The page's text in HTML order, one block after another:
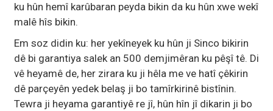
ku hûn hemî karûbaran peyda bikin da ku hûn xwe wekî
malê hîs bikin.
Em soz didin ku: her yekîneyek ku hûn ji Sinco bikirin
dê bi garantiya salek an 500 demjimêran ku pêşî tê. Di
vê heyamê de, her zirara ku ji hêla me ve hatî çêkirin
dê parçeyên yedek belaş ji bo tamîrkirinê bistînin.
Tewra ji heyama garantiyê re jî, hûn hîn jî dikarin ji bo